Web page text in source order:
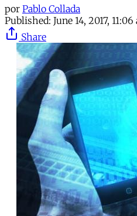
por Pablo Collada
Published: June 14, 2017,
Share